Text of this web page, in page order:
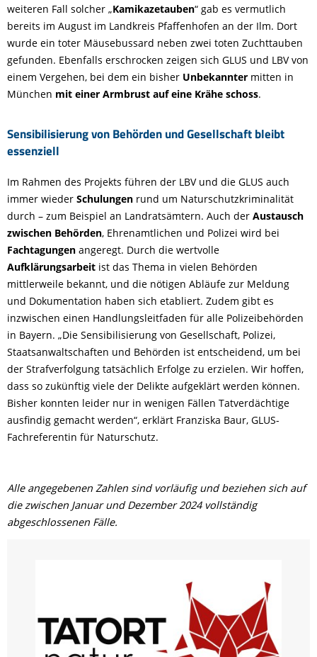
weiteren Fall solcher „Kamikazetauben“ gab es vermutlich
bereits im August im Landkreis Pfaffenhofen an der Ilm. Dort
wurde ein toter Mäusebussard neben zwei toten Zuchttauben
gefunden. Ebenfalls erschrocken zeigen sich GLUS und LBV von
einem Vergehen, bei dem ein bisher Unbekannter mitten in
München mit einer Armbrust auf eine Krähe schoss.
Sensibilisierung von Behörden und Gesellschaft bleibt
essenziell
Im Rahmen des Projekts führen der LBV und die GLUS auch
immer wieder Schulungen rund um Naturschutzkriminalität
durch – zum Beispiel an Landratsämtern. Auch der Austausch
zwischen Behörden, Ehrenamtlichen und Polizei wird bei
Fachtagungen angeregt. Durch die wertvolle
Aufklärungsarbeit ist das Thema in vielen Behörden
mittlerweile bekannt, und die nötigen Abläufe zur Meldung
und Dokumentation haben sich etabliert. Zudem gibt es
inzwischen einen Handlungsleitfaden für alle Polizeibehörden
in Bayern. „Die Sensibilisierung von Gesellschaft, Polizei,
Staatsanwaltschaften und Behörden ist entscheidend, um bei
der Strafverfolgung tatsächlich Erfolge zu erzielen. Wir hoffen,
dass so zukünftig viele der Delikte aufgeklärt werden können.
Bisher konnten leider nur in wenigen Fällen Tatverdächtige
ausfindig gemacht werden“, erklärt Franziska Baur, GLUS-
Fachreferentin für Naturschutz.
Alle angegebenen Zahlen sind vorläufig und beziehen sich auf
die zwischen Januar und Dezember 2024 vollständig
abgeschlossenen Fälle.